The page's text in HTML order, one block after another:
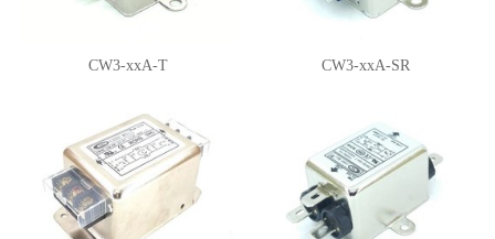
CW3-xxA-T CW3-xxA-SR